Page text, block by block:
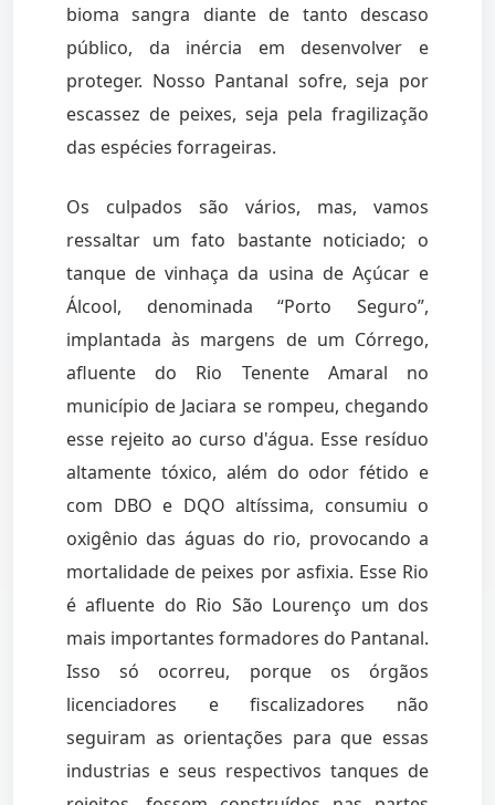
bioma sangra diante de tanto descaso
público, da inércia em desenvolver e
proteger. Nosso Pantanal sofre, seja por
escassez de peixes, seja pela fragilização
das espécies forrageiras.
Os culpados são vários, mas, vamos
ressaltar um fato bastante noticiado; o
tanque de vinhaça da usina de Açúcar e
Álcool, denominada “Porto Seguro”,
implantada às margens de um Córrego,
afluente do Rio Tenente Amaral no
município de Jaciara se rompeu, chegando
esse rejeito ao curso d'água. Esse resíduo
altamente tóxico, além do odor fétido e
com DBO e DQO altíssima, consumiu o
oxigênio das águas do rio, provocando a
mortalidade de peixes por asfixia. Esse Rio
é afluente do Rio São Lourenço um dos
mais importantes formadores do Pantanal.
Isso só ocorreu, porque os órgãos
licenciadores e fiscalizadores não
seguiram as orientações para que essas
industrias e seus respectivos tanques de